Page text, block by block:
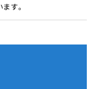
す。